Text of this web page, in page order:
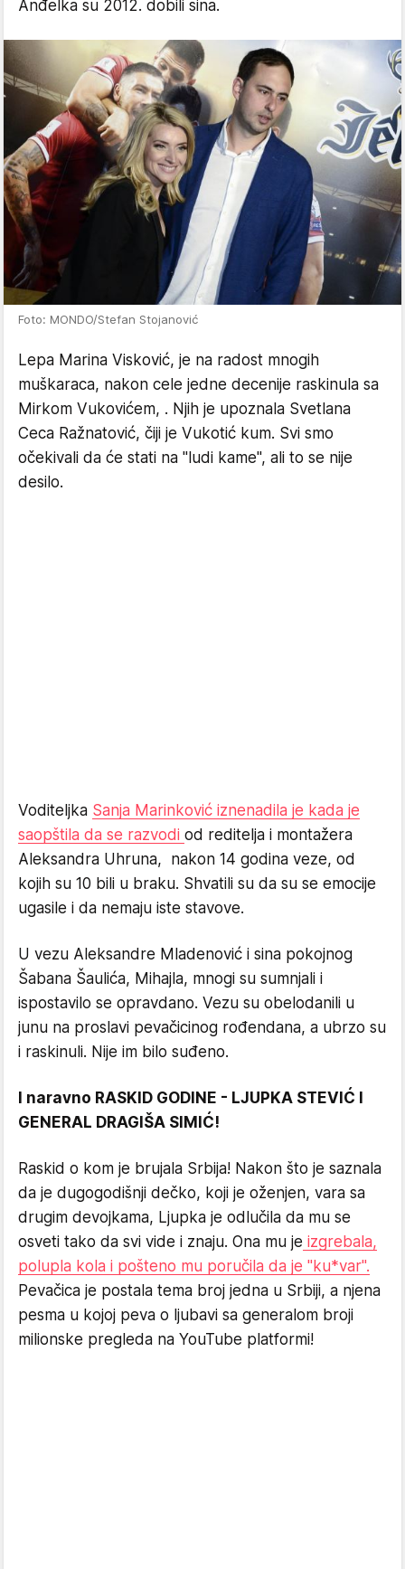
Anđelka su 2012. dobili sina.
Foto: MONDO/Stefan Stojanović
Lepa Marina Visković, je na radost mnogih
muškaraca, nakon cele jedne decenije raskinula sa
Mirkom Vukovićem, . Njih je upoznala Svetlana
Ceca Ražnatović, čiji je Vukotić kum. Svi smo
očekivali da će stati na "ludi kame", ali to se nije
desilo.
Voditeljka Sanja Marinković iznenadila je kada je
saopštila da se razvodi od reditelja i montažera
Aleksandra Uhruna, nakon 14 godina veze, od
kojih su 10 bili u braku. Shvatili su da su se emocije
ugasile i da nemaju iste stavove.
U vezu Aleksandre Mladenović i sina pokojnog
Šabana Šaulića, Mihajla, mnogi su sumnjali i
ispostavilo se opravdano. Vezu su obelodanili u
junu na proslavi pevačicinog rođendana, a ubrzo su
i raskinuli. Nije im bilo suđeno.
I naravno RASKID GODINE - LJUPKA STEVIĆ I
GENERAL DRAGIŠA SIMIĆ!
Raskid o kom je brujala Srbija! Nakon što je saznala
da je dugogodišnji dečko, koji je oženjen, vara sa
drugim devojkama, Ljupka je odlučila da mu se
osveti tako da svi vide i znaju. Ona mu je izgrebala,
polupla kola i pošteno mu poručila da je "ku*var".
Pevačica je postala tema broj jedna u Srbiji, a njena
pesma u kojoj peva o ljubavi sa generalom broji
milionske pregleda na YouTube platformi!